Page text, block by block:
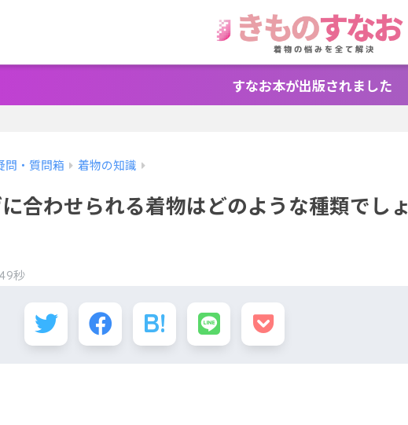
すなお本が出版されました
問・質問箱 着物の知識
合わせられる着物はどのような種類でしょ
秒